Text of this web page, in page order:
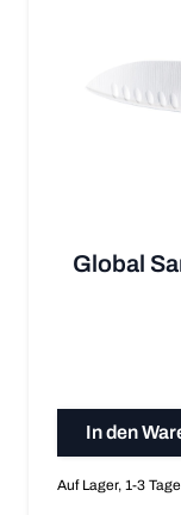
Global
In den
Auf Lager, 1-3